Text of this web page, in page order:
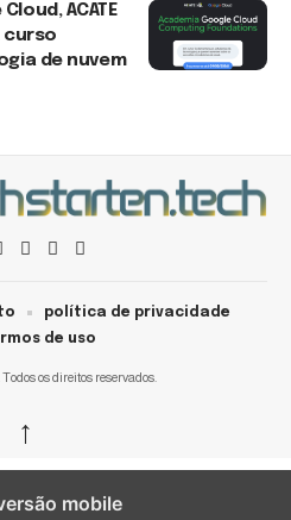
ACATE
curso
de nuvem
os direitos reservados.
política de privacidade
de uso
↑
mobile